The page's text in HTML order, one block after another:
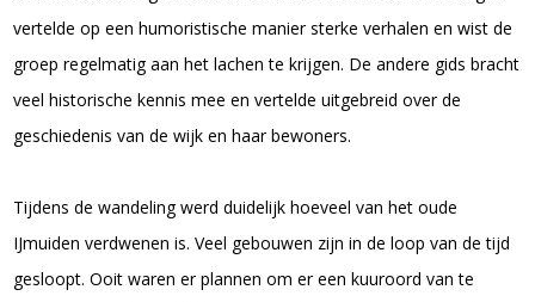
vertelde op een humoristische manier sterke verhalen en wist de
groep regelmatig aan het lachen te krijgen. De andere gids bracht
veel historische kennis mee en vertelde uitgebreid over de
geschiedenis van de wijk en haar bewoners.
Tijdens de wandeling werd duidelijk hoeveel van het oude
IJmuiden verdwenen is. Veel gebouwen zijn in de loop van de tijd
gesloopt. Ooit waren er plannen om er een kuuroord van te